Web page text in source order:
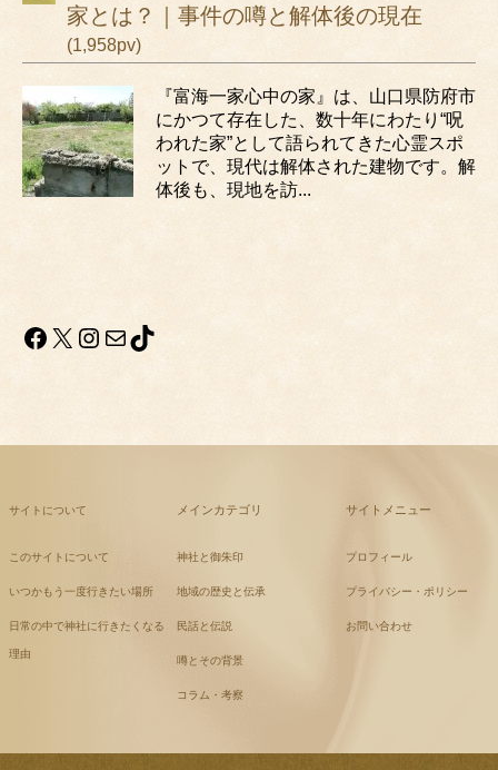
家とは？｜事件の噂と解体後の現在
(1,958pv)
『富海一家心中の家』は、山口県防府市
にかつて存在した、数十年にわたり“呪
われた家”として語られてきた心霊スポ
ットで、現代は解体された建物です。解
体後も、現地を訪...
Facebook
X Instagram
メールTikTok
サイトについて
このサイトについて
いつかもう一度行きたい場所
日常の中で神社に行きたくなる
理由
メインカテゴリ
神社と御朱印
地域の歴史と伝承
民話と伝説
噂とその背景
コラム・考察
サイトメニュー
プロフィール
プライバシー・ポリシー
お問い合わせ